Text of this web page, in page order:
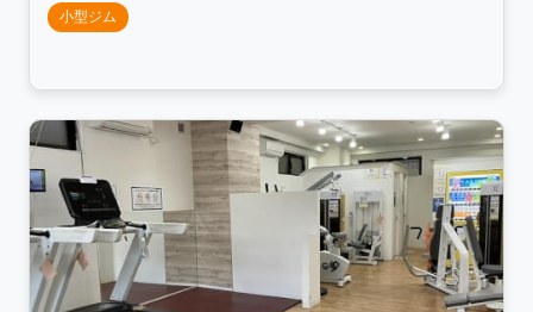
小型ジム